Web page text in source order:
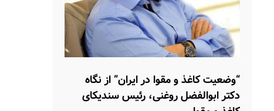
“وضعیت کاغذ و مقوا در ایران” از نگاه
دکتر ابوالفضل روغنی، رئیس سندیکای